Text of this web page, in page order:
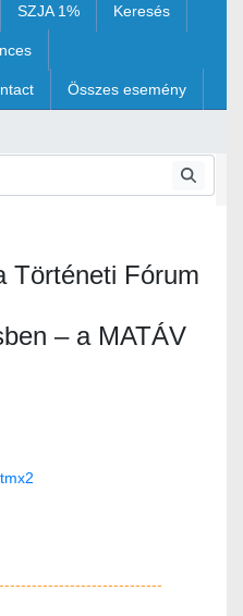
SZJA 1% Keresés
Összes esemény
Történeti Fórum
– a MATÁV